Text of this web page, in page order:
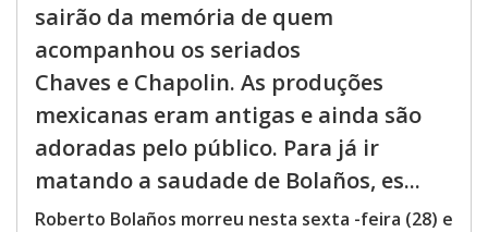
sairão da memória de quem
acompanhou os seriados
Chaves e Chapolin. As produções
mexicanas eram antigas e ainda são
adoradas pelo público. Para já ir
matando a saudade de Bolaños, es...
Roberto Bolaños morreu nesta sexta -feira (28) e